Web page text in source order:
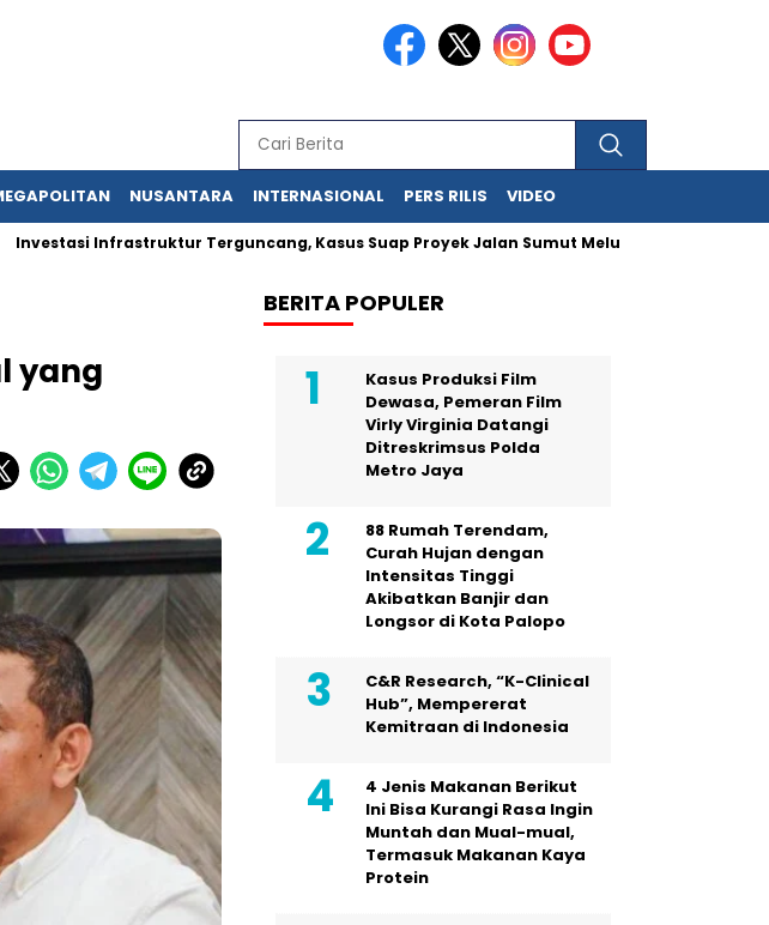
NUSANTARA INTERNASIONAL PERS RILIS VIDEO
Infrastruktur Terguncang, Kasus Suap Proyek Jalan Sumut Meluas
yang
BERITA POPULER
Kasus Produksi Film
Dewasa, Pemeran Film
Virly Virginia Datangi
Ditreskrimsus Polda
Metro Jaya
88 Rumah Terendam,
Curah Hujan dengan
Intensitas Tinggi
Akibatkan Banjir dan
Longsor di Kota Palopo
C&R Research, “K-Clinical
Hub”, Mempererat
Kemitraan di Indonesia
4 Jenis Makanan Berikut
Ini Bisa Kurangi Rasa Ingin
Muntah dan Mual-mual,
Termasuk Makanan Kaya
Protein